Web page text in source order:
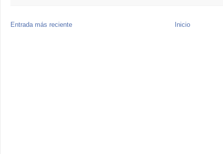
Entrada más reciente Inicio